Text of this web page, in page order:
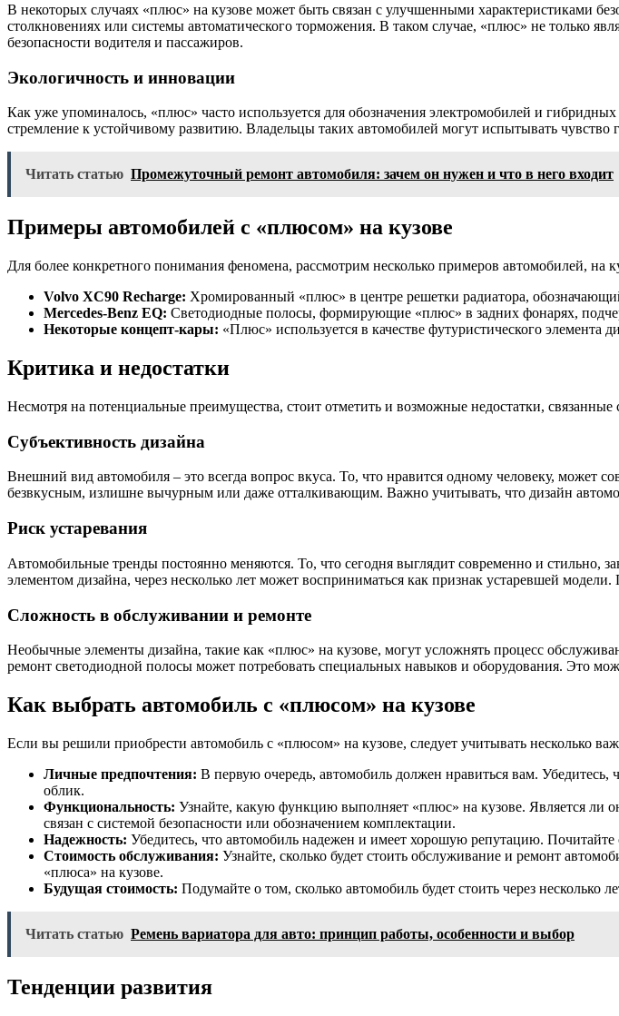
В некоторых случаях «плюс» на кузове может быть связан с улучшенными характеристиками
столкновениях или системы автоматического торможения. В таком случае, «плюс» не только
безопасности водителя и пассажиров.
Экологичность и инновации
Как уже упоминалось, «плюс» часто используется для обозначения электромобилей и
стремление к устойчивому развитию. Владельцы таких автомобилей могут испытывать
Читать статью Промежуточный ремонт автомобиля: зачем он нужен и что в него входит
Примеры автомобилей с «плюсом» на кузове
Для более конкретного понимания феномена, рассмотрим несколько примеров автомобилей,
Volvo XC90 Recharge: Хромированный «плюс» в центре решетки радиатора,
Mercedes-Benz EQ: Светодиодные полосы, формирующие «плюс» в задних фонарях,
Некоторые концепт-кары: «Плюс» используется в качестве футуристического
Критика и недостатки
Несмотря на потенциальные преимущества, стоит отметить и возможные недостатки, связанные
Субъективность дизайна
Внешний вид автомобиля – это всегда вопрос вкуса. То, что нравится одному человеку, может
безвкусным, излишне вычурным или даже отталкивающим. Важно учитывать, что дизайн
Риск устаревания
Автомобильные тренды постоянно меняются. То, что сегодня выглядит современно и стильно,
элементом дизайна, через несколько лет может восприниматься как признак устаревшей
Сложность в обслуживании и ремонте
Необычные элементы дизайна, такие как «плюс» на кузове, могут усложнять процесс
ремонт светодиодной полосы может потребовать специальных навыков и оборудования. Это
Как выбрать автомобиль с «плюсом» на кузове
Если вы решили приобрести автомобиль с «плюсом» на кузове, следует учитывать несколько
Личные предпочтения: В первую очередь, автомобиль должен нравиться вам.
облик.
Функциональность: Узнайте, какую функцию выполняет «плюс» на кузове. Является ли
связан с системой безопасности или обозначением комплектации.
Надежность: Убедитесь, что автомобиль надежен и имеет хорошую репутацию. Почитайте
Стоимость обслуживания: Узнайте, сколько будет стоить обслуживание и ремонт
«плюса» на кузове.
Будущая стоимость: Подумайте о том, сколько автомобиль будет стоить через
Читать статью Ремень вариатора для авто: принцип работы, особенности и выбор
Тенденции развития